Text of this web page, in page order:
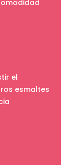
el
esmaltes